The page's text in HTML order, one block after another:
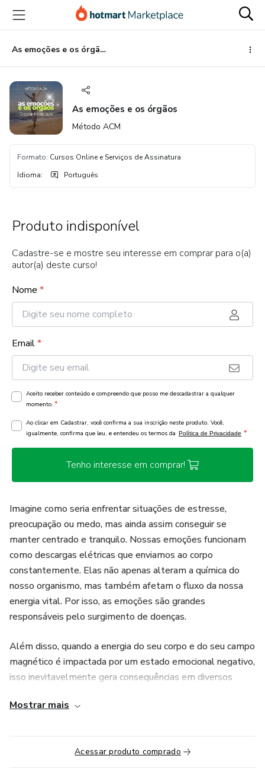
para
conteúdo
principal
para
pagamento
para
rodapé
As emoções e os órgãos
As emoções e os órgãos
Método ACM
Formato: Cursos Online e Serviços de Assinatura
Idioma: Português
Produto indisponível
Cadastre-se e mostre seu interesse em comprar para o(a)
autor(a) deste curso!
Nome *
Email*
Aceito receber conteúdo e compreendo que posso me descadastrar a qualquer
momento. *
Ao clicar em Cadastrar, você confirma a sua inscrição neste produto. Você,
igualmente, confirma que leu, e entendeu os termos da Política de Privacidade *
Tenho interesse em comprar!
Imagine como seria enfrentar situações de estresse,
preocupação ou medo, mas ainda assim conseguir se
manter centrado e tranquilo. Nossas emoções funcionam
como descargas elétricas que enviamos ao corpo
constantemente. Elas não apenas alteram a química do
nosso organismo, mas também afetam o fluxo da nossa
energia vital. Por isso, as emoções são grandes
responsáveis pelo surgimento de doenças.
Além disso, quando a energia do seu corpo e do seu campo
magnético é impactada por um estado emocional negativo,
isso inevitavelmente gera consequências em diversos
atrair situações de conflito, dificuldades para avançar em
até desafios nos relacionamentos. Tudo isso porque a
energia desequilibrada afeta a forma como você se
posiciona no mundo, interfere nas suas escolhas e até nas
Mostrar mais
Acessar produto comprado